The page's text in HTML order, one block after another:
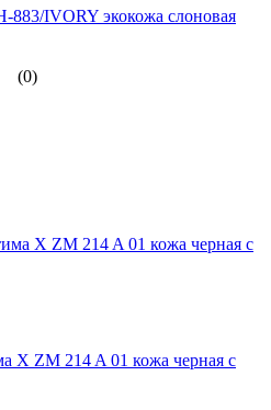
883/IVORY экокожа слоновая
(0)
X ZM 214 A 01 кожа черная с